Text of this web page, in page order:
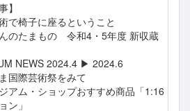
】
で椅子に座るということ
んのたまもの 令和4・5年度 新収蔵
NEWS 2024.4 ▶ 2024.6
国際芸術祭をみて
アム・ショップおすすめ商品「1:16
ン」